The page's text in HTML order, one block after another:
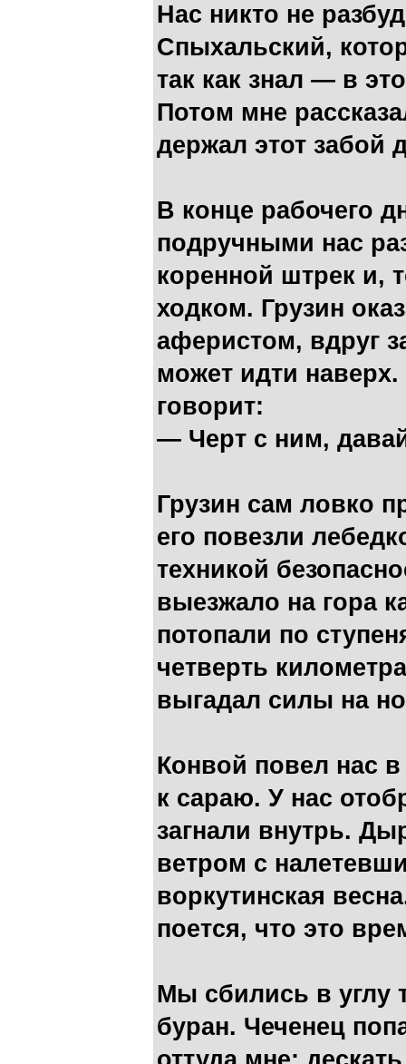
Нас никто не
Спыхальский,
так как знал — в
Потом мне
держал этот забой
В конце рабочего
подручными нас
коренной штрек и,
ходком. Грузин
аферистом, вдруг
может идти
говорит:
— Черт с ним, давай
Грузин сам ловко
его повезли
техникой
выезжало на гора
потопали по
четверть
выгадал силы на
Конвой повел нас
к сараю. У нас
загнали внутрь.
ветром с
воркутинская
поется, что это
Мы сбились в углу
буран. Чеченец